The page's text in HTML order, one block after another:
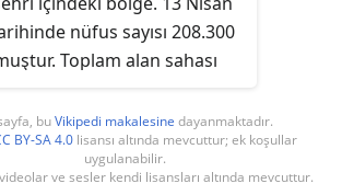
nüfus sayısı 208.300
Toplam alan sahası
buVikipedi makalesine dayanmaktadır.
BY-SA 4.0 lisansı altında mevcuttur; ek koşullar
uygulanabilir.
ve sesler kendi lisansları altında mevcuttur.